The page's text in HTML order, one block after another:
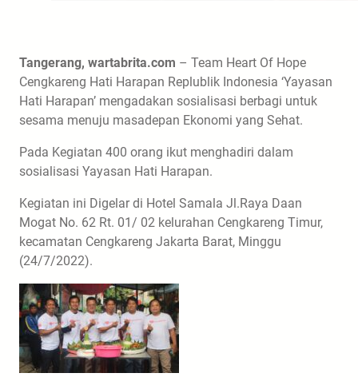
Tangerang, wartabrita.com – Team Heart Of Hope
Cengkareng Hati Harapan Replublik Indonesia ‘Yayasan
Hati Harapan’ mengadakan sosialisasi berbagi untuk
sesama menuju masadepan Ekonomi yang Sehat.
Pada Kegiatan 400 orang ikut menghadiri dalam
sosialisasi Yayasan Hati Harapan.
Kegiatan ini Digelar di Hotel Samala Jl.Raya Daan
Mogat No. 62 Rt. 01/ 02 kelurahan Cengkareng Timur,
kecamatan Cengkareng Jakarta Barat, Minggu
(24/7/2022).